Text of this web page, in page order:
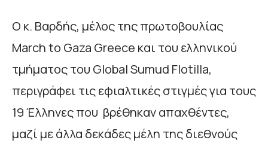
Ο κ. Βαρδής, μέλος της πρωτοβουλίας
March to Gaza Greece και του ελληνικού
τμήματος του Global Sumud Flotilla,
περιγράφει τις εφιαλτικές στιγμές για τους
19 Έλληνες που βρέθηκαν απαχθέντες,
μαζί με άλλα δεκάδες μέλη της διεθνούς